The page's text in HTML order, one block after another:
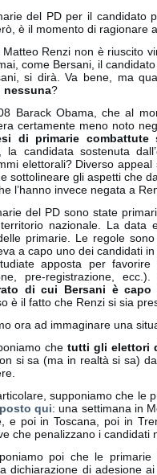
del PD per il candidato
è il momento di ragionare
Matteo Renzi non è riuscito
come Bersani, il
si dirà. Va bene, ma
nessuna?
Barack Obama, che al
certamente meno noto
di primarie combattute
la candidata sostenuta
elettorali? Diverso
sottolineare gli aspetti che
l’hanno invece negata a
del PD sono state
nazionale. La data
primarie. Le regole
a capo uno dei candidati
apposta per favorire
pre-registrazione,
di cui Bersani è
è il fatto che Renzi si sia
ora ad immaginare una
chetutti gli elettori
si sa (ma in realtà si sa)
supponiamo che le
qui: una settimana in
e poi in Toscana, poi in
che penalizzano i candidati
poi che le primarie
dichiarazione di adesione